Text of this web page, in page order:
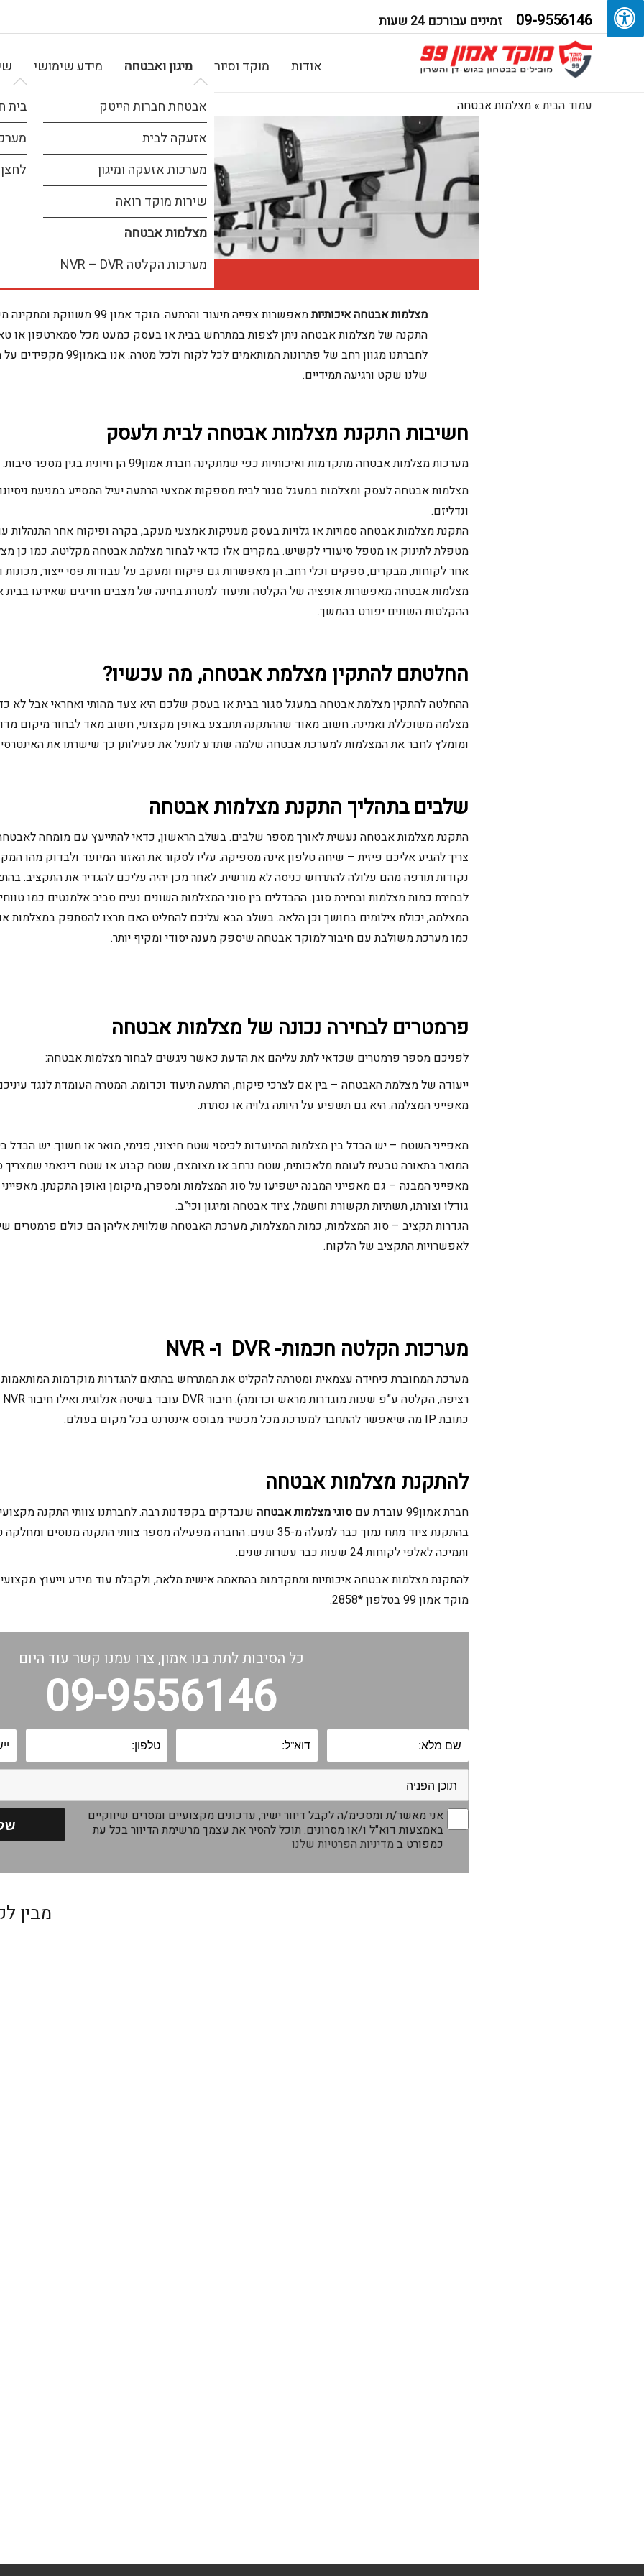
09-9556146 זמינים עבורכם 24 שעות
אודות מוקד וסיור מיגון ואבטחה
אבטחת חברות הייטק
אזעקה לבית
מערכות אזעקה ומיגון
שירות מוקד רואה
מצלמות אבטחה
מערכות הקלטה NVR – DVR
מידע שימושי
בית
עמוד הבית» מצלמות אבטחה
מצלמות אבטחה איכותיות
מאפשרות צפייה תיעוד
התקנה של מצלמות אבטחה ניתן לצפות במתרחש בבית או בעסק כמעט מכל סמארטפון או
לחברתנו מגוון רחב של פתרונות המותאמים לכל לקוח ולכל מטרה. אנו באמון99 מקפידים על התקנת
שלנו שקט ורגיעה תמידיים.
חשיבות התקנת מצלמות אבטחה לבית ולעסק
מערכות מצלמות אבטחה מתקדמות ואיכותיות כפי שמתקינה חברת אמון99 הן חיונית בגין מספר סיבות:
מצלמות אבטחה לעסק ומצלמות במעגל סגור לבית מספקות אמצעי הרתעה יעיל המסייע במניעת
ונדליזם.
התקנת מצלמות אבטחה סמויות או גלויות בעסק מעניקות אמצעי מעקב, בקרה ופיקוח אחר התנהלות
מטפלת לתינוק או מטפל סיעודי לקשיש. במקרים אלו כדאי לבחור מצלמת אבטחה מקליטה. כמו
אחר לקוחות, מבקרים, ספקים וכלי רחב. הן מאפשרות גם פיקוח ומעקב על עבודות פסי ייצור,
מצלמות אבטחה מאפשרות אופציה של הקלטה ותיעוד למטרת בחינה של מצבים חריגים שאירעו בבית
ההקלטות השונים יפורט בהמשך.
החלטתם להתקין מצלמת אבטחה, מה עכשיו?
ההחלטה להתקין מצלמת אבטחה במעגל סגור בבית או בעסק שלכם היא צעד מהותי ואחראי אבל לא
מצלמה משוכללת ואמינה. חשוב מאוד שההתקנה תתבצע באופן מקצועי, חשוב מאד לבחור מיקום
ומומלץ לחבר את המצלמות למערכת אבטחה שלמה שתדע לתעל את פעילותן כך שישרתו את
שלבים בתהליך התקנת מצלמות אבטחה
התקנת מצלמות אבטחה נעשית לאורך מספר שלבים. בשלב הראשון, כדאי להתייעץ עם מומחה
צריך להגיע אליכם פיזית – שיחה טלפון אינה מספיקה. עליו לסקור את האזור המיועד ולבדוק מהו
נקודות תורפה מהם עלולה להתרחש כניסה לא מורשית. לאחר מכן יהיה עליכם להגדיר את התקציב.
לבחירת כמות מצלמות ובחירת סוגן. ההבדלים בין סוגי המצלמות השונים נעים סביב אלמנטים כמו טווחי
המצלמה, יכולת צילומים בחושך וכן הלאה. בשלב הבא עליכם להחליט האם תרצו להסתפק במצלמות
כמו מערכת משולבת עם חיבור למוקד אבטחה שיספק מענה יסודי ומקיף יותר.
פרמטרים לבחירה נכונה של מצלמות אבטחה
לפניכם מספר פרמטרים שכדאי לתת עליהם את הדעת כאשר ניגשים לבחור מצלמות אבטחה:
ייעודה של מצלמת האבטחה – בין אם לצרכי פיקוח, הרתעה תיעוד וכדומה. המטרה העומדת לנגד
מאפייני המצלמה. היא גם תשפיע על היותה גלויה או נסתרת.
מאפייני השטח – יש הבדל בין מצלמות המיועדות לכיסוי שטח חיצוני, פנימי, מואר או חשוך. יש
המואר בתאורה טבעית לעומת מלאכותית, שטח נרחב או מצומצם, שטח קבוע או שטח דינאמי שמצריך
מאפייני המבנה – גם מאפייני המבנה ישפיעו על סוג המצלמות ומספרן, מיקומן ואופן התקנתן.
גודלו וצורתו, תשתיות תקשורת וחשמל, ציוד אבטחה ומיגון וכי”ב.
הגדרות תקציב – סוג המצלמות, כמות המצלמות, מערכת האבטחה שנלווית אליהן הם כולם פרמטרים
לאפשרויות התקציב של הלקוח.
מערכות הקלטה חכמות-DVR ו-NVR
מערכת המחוברת כיחידה עצמאית ומטרתה להקליט את המתרחש בהתאם להגדרות מוקדמות המותאמות
כתובת IP מה שיאפשר להתחבר למערכת מכל מכשיר מבוסס אינטרנט בכל מקום בעולם.
להתקנת מצלמות אבטחה
חברת אמון99 עובדת עם סוגי מצלמות אבטחה שנבדקים בקפדנות רבה. לחברתנו צוותי התקנה
בהתקנת ציוד מתח נמוך כבר למעלה מ-35 שנים. החברה מפעילה מספר צוותי התקנה
ותמיכה לאלפי לקוחות 24 שעות כבר עשרות שנים.
להתקנת מצלמות אבטחה איכותיות ומתקדמות בהתאמה אישית מלאה, ולקבלת עוד מידע וייעוץ
מוקד אמון 99 בטלפון *2858.
כל הסיבות לתת בנו אמון, צרו עמנו קשר עוד היום
09-9556146
אני מאשר/ת ומסכימ/ה לקבל דיוור ישיר, עדכונים מקצועיים ומסרים שיווקיים
באמצעות דוא"ל ו/או מסרונים. תוכל להסיר את עצמך מרשימת הדיוור בכל עת
כמפורט ב מדיניות הפרטיות שלנו
מבין